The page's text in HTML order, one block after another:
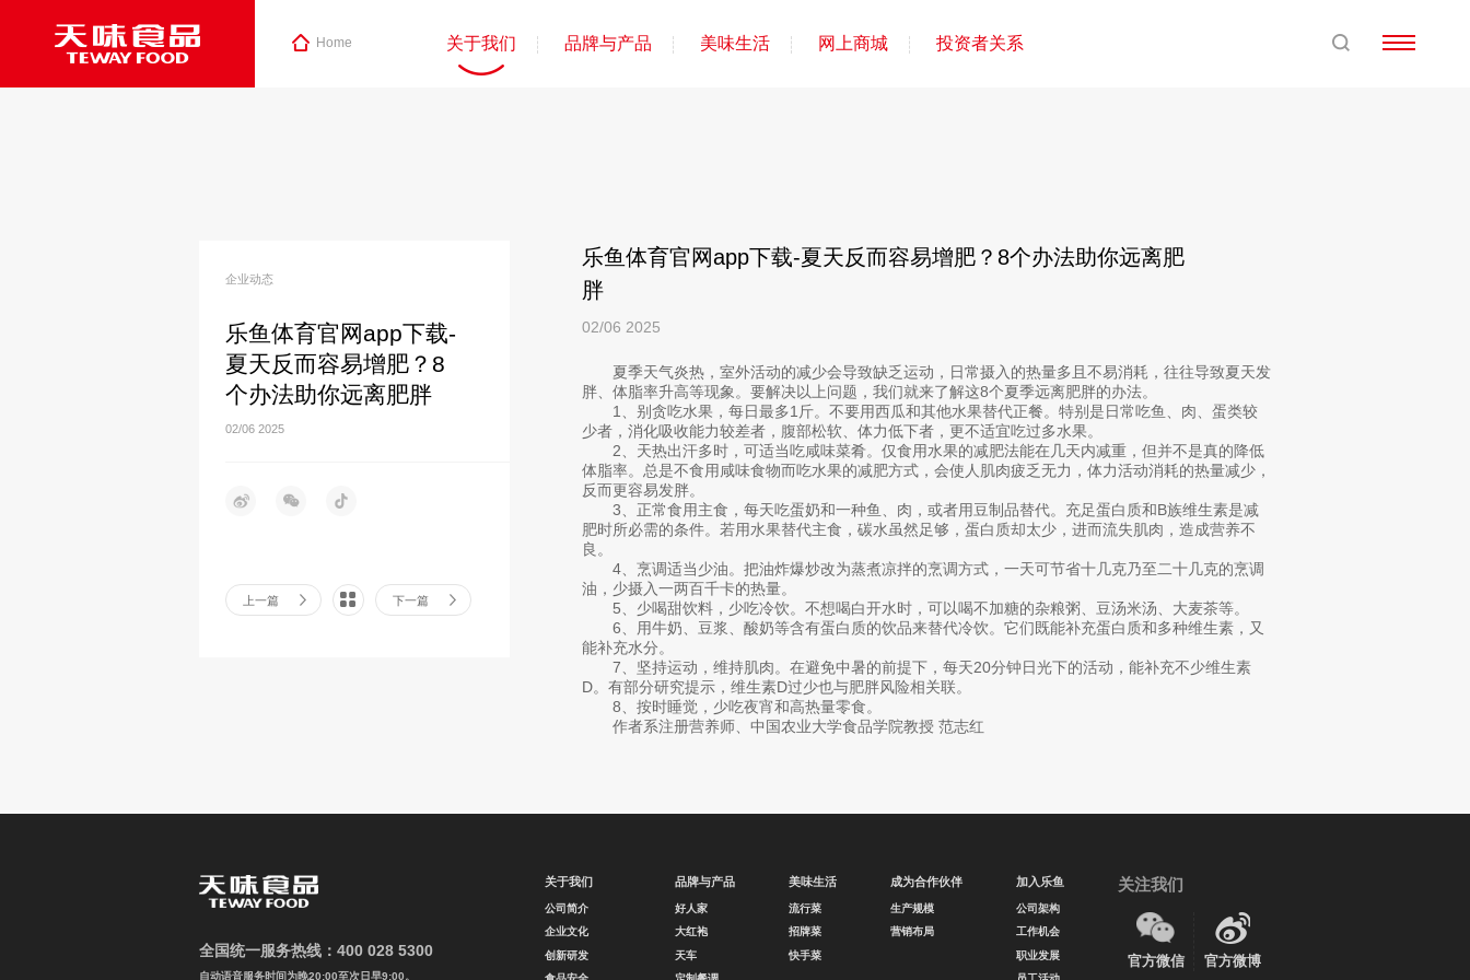
Home 关于我们 品牌与产品 美味生活 网上商城 投资者关系
企业动态
乐鱼体育官网app下载-
夏天反而容易增肥？8
个办法助你远离肥胖
02/06 2025
上一篇 下一篇
乐鱼体育官网app下载-夏天反而容易增肥？8个办法助你远离肥
胖
02/06 2025
夏季天气炎热，室外活动的减少会导致缺乏运动，日常摄入的热量多且不易消耗，往往导致夏天发
胖、体脂率升高等现象。要解决以上问题，我们就来了解这8个夏季远离肥胖的办法。
1、别贪吃水果，每日最多1斤。不要用西瓜和其他水果替代正餐。特别是日常吃鱼、肉、蛋类较
少者，消化吸收能力较差者，腹部松软、体力低下者，更不适宜吃过多水果。
2、天热出汗多时，可适当吃咸味菜肴。仅食用水果的减肥法能在几天内减重，但并不是真的降低
体脂率。总是不食用咸味食物而吃水果的减肥方式，会使人肌肉疲乏无力，体力活动消耗的热量减少，
反而更容易发胖。
3、正常食用主食，每天吃蛋奶和一种鱼、肉，或者用豆制品替代。充足蛋白质和B族维生素是减
肥时所必需的条件。若用水果替代主食，碳水虽然足够，蛋白质却太少，进而流失肌肉，造成营养不
良。
4、烹调适当少油。把油炸爆炒改为蒸煮凉拌的烹调方式，一天可节省十几克乃至二十几克的烹调
油，少摄入一两百千卡的热量。
5、少喝甜饮料，少吃冷饮。不想喝白开水时，可以喝不加糖的杂粮粥、豆汤米汤、大麦茶等。
6、用牛奶、豆浆、酸奶等含有蛋白质的饮品来替代冷饮。它们既能补充蛋白质和多种维生素，又
能补充水分。
7、坚持运动，维持肌肉。在避免中暑的前提下，每天20分钟日光下的活动，能补充不少维生素
D。有部分研究提示，维生素D过少也与肥胖风险相关联。
8、按时睡觉，少吃夜宵和高热量零食。
作者系注册营养师、中国农业大学食品学院教授 范志红
全国统一服务热线：400 028 5300
自动语音服务时间为晚20:00至次日早9:00。
关注我们
官方微信 官方微博
关于我们
公司简介
企业文化
创新研发
品牌与产品
好人家
大红袍
天车
美味生活
流行菜
招牌菜
快手菜
成为合作伙伴
生产规模
营销布局
加入乐鱼
公司架构
工作机会
职业发展